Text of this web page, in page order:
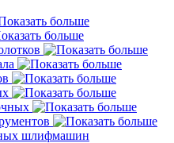
шлифмашин